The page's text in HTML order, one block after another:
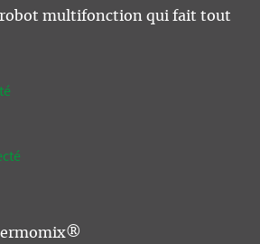
multifonction qui fait tout